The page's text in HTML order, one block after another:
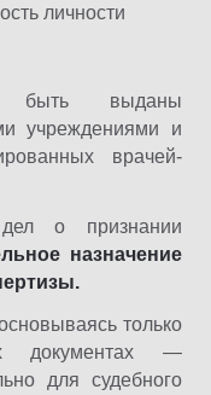
личности
быть выданы
учреждениями и
врачей-
дел о признании
назначение
только
документах —
для судебного